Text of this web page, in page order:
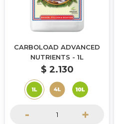
CARBOLOAD ADVANCED
NUTRIENTS - 1L
$ 2.130
- +